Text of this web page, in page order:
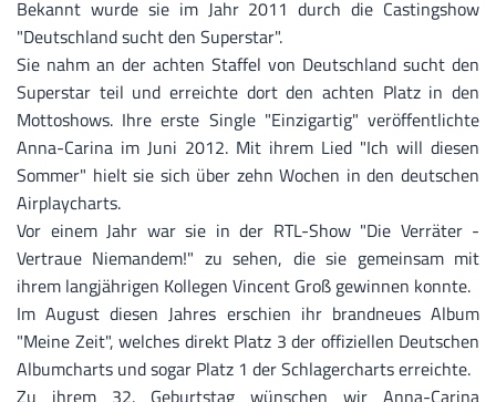
Bekannt wurde sie im Jahr 2011 durch die Castingshow
"Deutschland sucht den Superstar".
Sie nahm an der achten Staffel von Deutschland sucht den
Superstar teil und erreichte dort den achten Platz in den
Mottoshows. Ihre erste Single "Einzigartig" veröffentlichte
Anna-Carina im Juni 2012. Mit ihrem Lied "Ich will diesen
Sommer" hielt sie sich über zehn Wochen in den deutschen
Airplaycharts.
Vor einem Jahr war sie in der RTL-Show "Die Verräter -
Vertraue Niemandem!" zu sehen, die sie gemeinsam mit
ihrem langjährigen Kollegen Vincent Groß gewinnen konnte.
Im August diesen Jahres erschien ihr brandneues Album
"Meine Zeit", welches direkt Platz 3 der offiziellen Deutschen
Albumcharts und sogar Platz 1 der Schlagercharts erreichte.